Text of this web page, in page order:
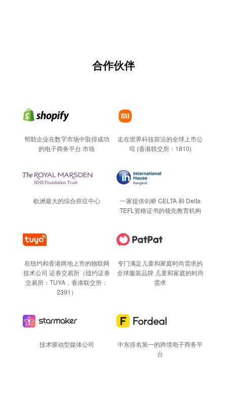
合作伙伴
帮助企业在数字市场中取得成功
的电子商务平台 市场
走在世界科技前沿的全球上市公
司 (香港联交所：1810)
欧洲最大的综合癌症中心
一家提供剑桥 CELTA 和 Delta
TEFL资格证书的领先教育机构
在纽约和香港两地上市的物联网
技术公司 证券交易所（纽约证券
交易所：TUYA，香港联交所：
2391）
专门满足儿童和家庭时尚需求的
全球服装品牌 儿童和家庭的时尚
需求
技术驱动型媒体公司
中东排名第一的跨境电子商务平
台